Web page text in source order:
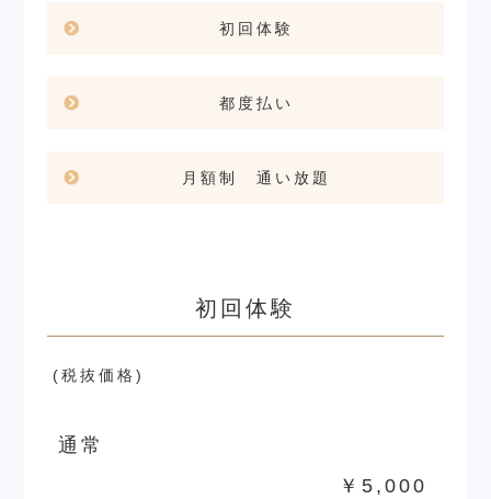
初回体験
都度払い
月額制 通い放題
初回体験
(税抜価格)
通常
￥5,000